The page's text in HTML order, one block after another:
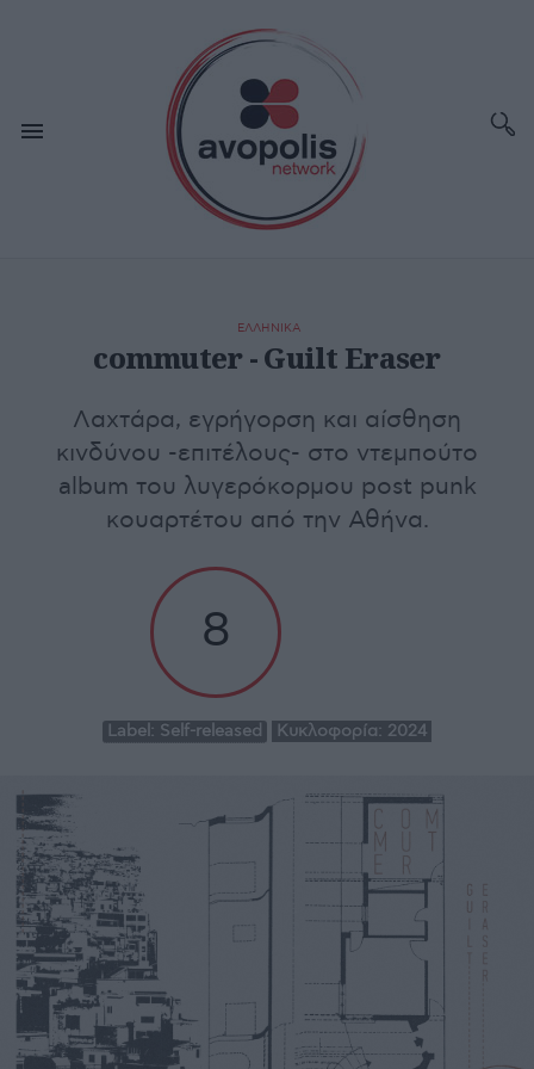
ΕΛΛΗΝΙΚΑ
commuter - Guilt Eraser
Λαχτάρα, εγρήγορση και αίσθηση
κινδύνου -επιτέλους- στο ντεμπούτο
album του λυγερόκορμου post punk
κουαρτέτου από την Αθήνα.
8
Label: Self-released Κυκλοφορία: 2024